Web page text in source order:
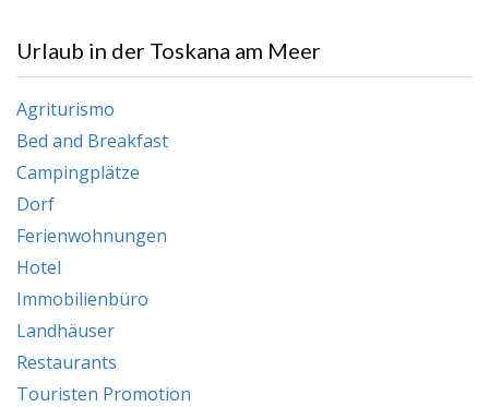
Urlaub in der Toskana am Meer
Agriturismo
Bed and Breakfast
Campingplätze
Dorf
Ferienwohnungen
Hotel
Immobilienbüro
Landhäuser
Restaurants
Touristen Promotion